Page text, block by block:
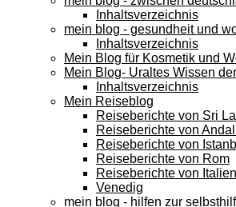
Inhaltsverzeichnis
mein blog - gesundheit und
Inhaltsverzeichnis
Mein Blog für Kosmetik und
Mein Blog- Uraltes Wissen
Inhaltsverzeichnis
Mein Reiseblog
Reiseberichte von Sri
Reiseberichte von
Reiseberichte von
Reiseberichte von Rom
Reiseberichte von Italien
Venedig
mein blog - hilfen zur